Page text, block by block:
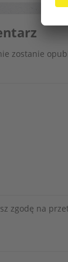
zostanie
zgodę na